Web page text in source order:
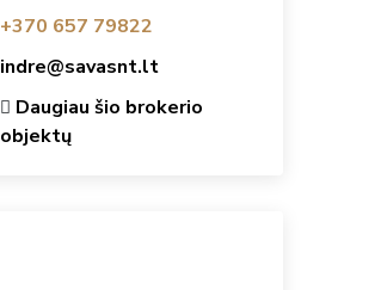
+370 657 79822
indre@savasnt.lt
Daugiau šio brokerio
objektų